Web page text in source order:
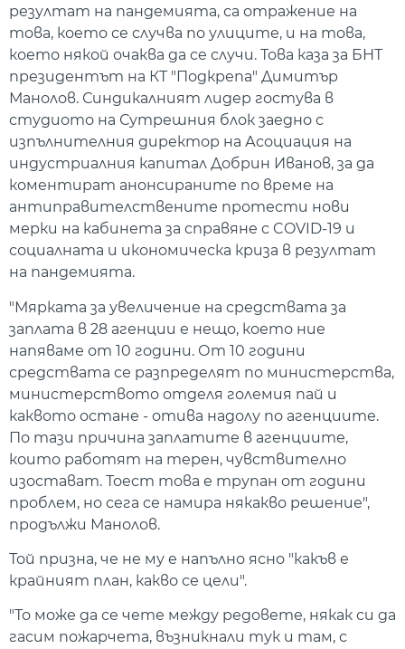
резултат на пандемията, са отражение на
това, което се случва по улиците, и на това,
което някой очаква да се случи. Това каза за БНТ
президентът на КТ "Подкрепа" Димитър
Манолов. Синдикалният лидер гостува в
студиото на Сутрешния блок заедно с
изпълнителния директор на Асоциация на
индустриалния капитал Добрин Иванов, за да
коментират анонсираните по време на
антиправителствените протести нови
мерки на кабинета за справяне с COVID-19 и
социалната и икономическа криза в резултат
на пандемията.
"Мярката за увеличение на средствата за
заплата в 28 агенции е нещо, което ние
напяваме от 10 години. От 10 години
средствата се разпределят по министерства,
министерството отделя големия пай и
каквото остане - отива надолу по агенциите.
По тази причина заплатите в агенциите,
които работят на терен, чувствително
изостават. Тоест това е трупан от години
проблем, но сега се намира някакво решение",
продължи Манолов.
Той призна, че не му е напълно ясно "какъв е
крайният план, какво се цели".
"То може да се чете между редовете, някак си да
гасим пожарчета, възникнали тук и там, с